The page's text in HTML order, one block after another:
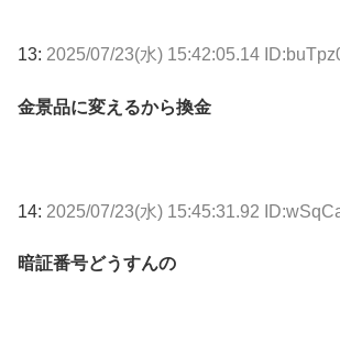
13: 2025/07/23(水) 15:42:05.14
金景品に変えるから換金
14: 2025/07/23(水) 15:45:31.92
暗証番号どうすんの